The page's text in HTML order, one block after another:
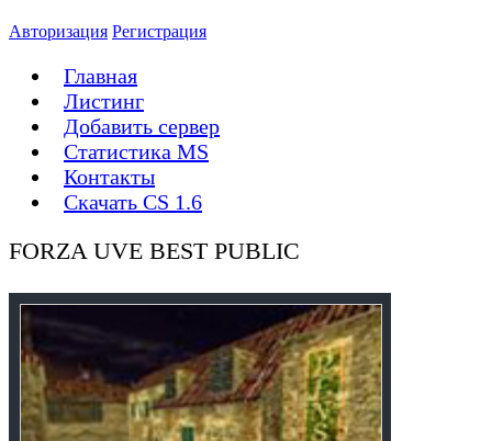
Авторизация Регистрация
Главная
Листинг
Добавить сервер
Статистика MS
Контакты
Скачать CS 1.6
FORZA UVE BEST PUBLIC